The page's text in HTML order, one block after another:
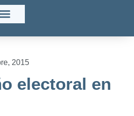
2015
electoral en